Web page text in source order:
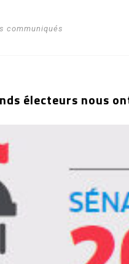
communiqués
électeurs nous